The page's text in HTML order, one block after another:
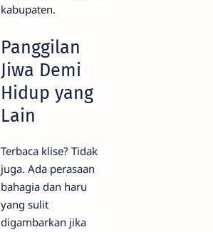
kabupaten.
Panggilan
Jiwa Demi
Hidup yang
Lain
Terbaca klise? Tidak
juga. Ada perasaan
bahagia dan haru
yang sulit
digambarkan jika